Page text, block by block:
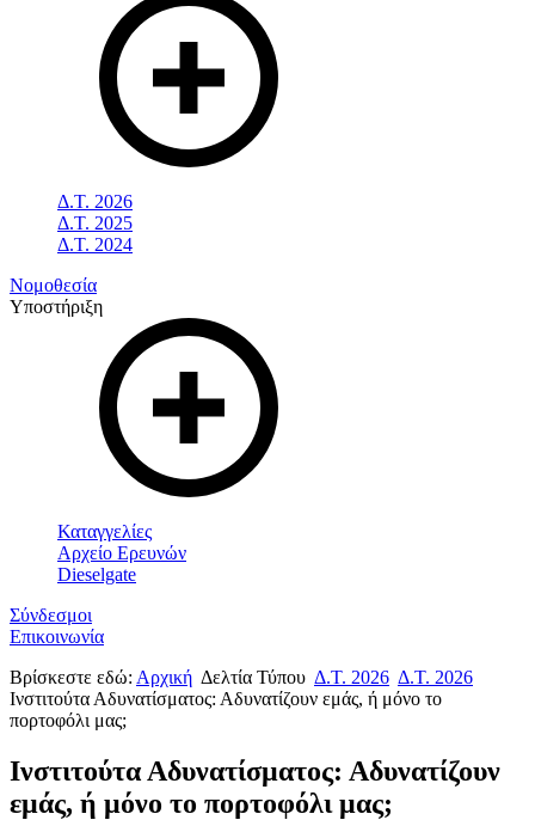
Δ.Τ. 2026
Δ.Τ. 2025
Δ.Τ. 2024
Νομοθεσία
Υποστήριξη
Καταγγελίες
Αρχείο Ερευνών
Dieselgate
Σύνδεσμοι
Επικοινωνία
Βρίσκεστε εδώ: Αρχική Δελτία Τύπου Δ.Τ. 2026 Δ.Τ. 2026
Ινστιτούτα Αδυνατίσματος: Αδυνατίζουν εμάς, ή μόνο το
πορτοφόλι μας;
Ινστιτούτα Αδυνατίσματος: Αδυνατίζουν
εμάς, ή μόνο το πορτοφόλι μας;